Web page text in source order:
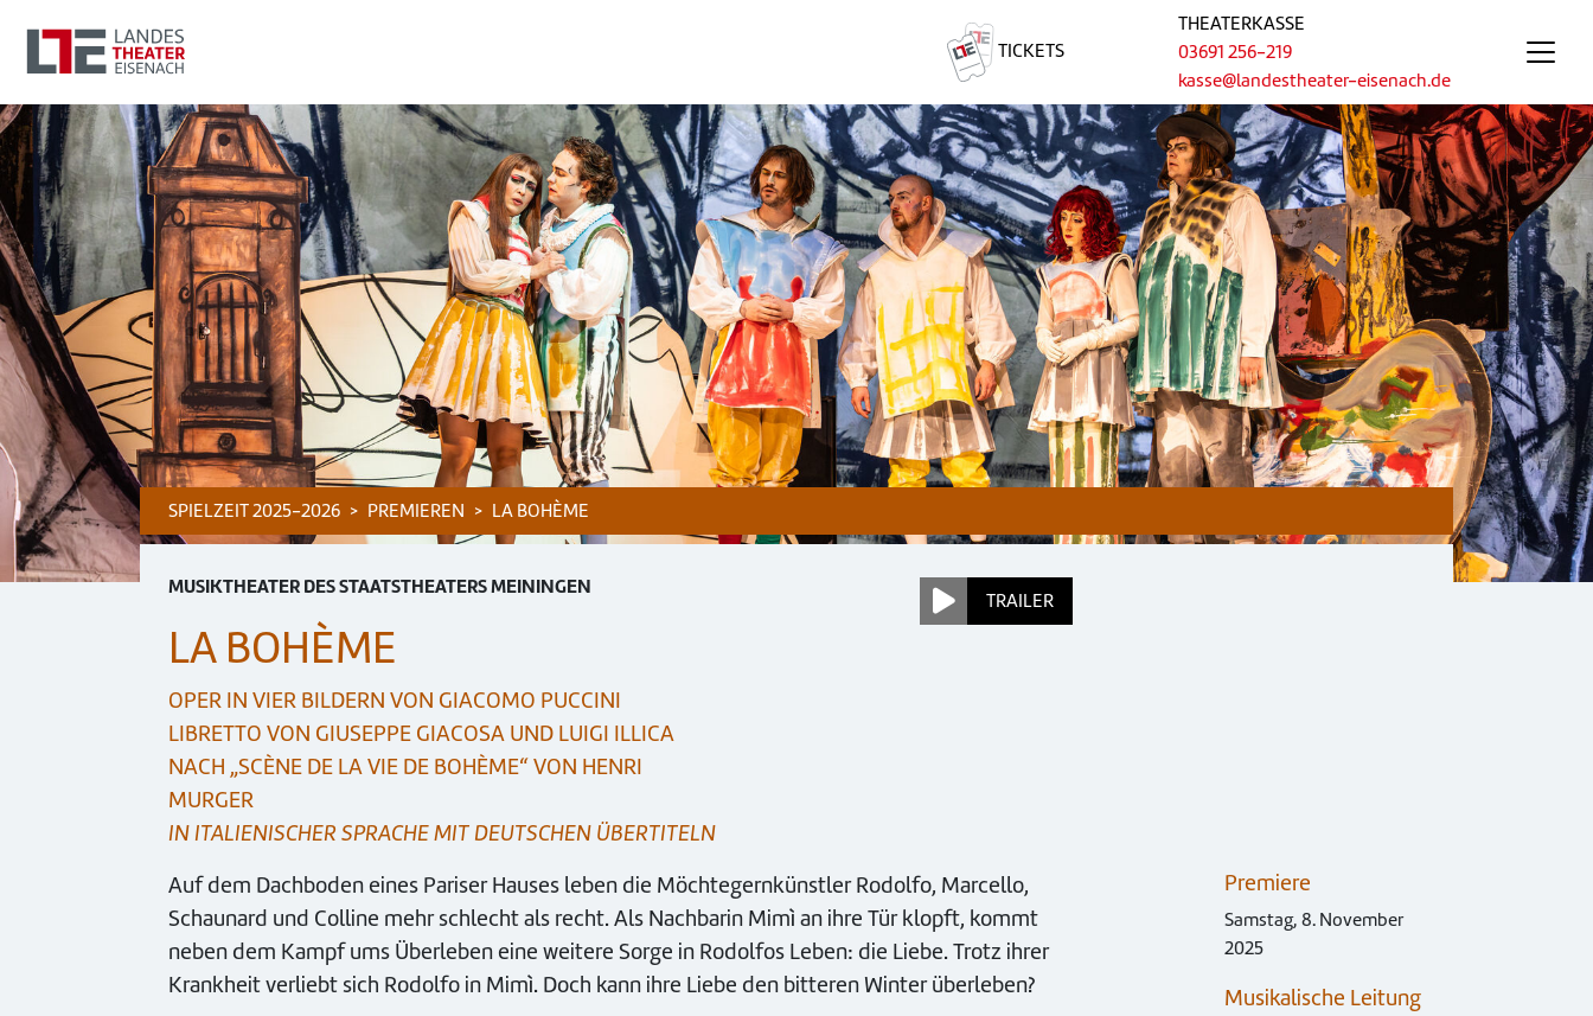
TICKETS
THEATERKASSE
03691 256-219
kasse@landestheater-eisenach.de
SPIELZEIT 2025-2026 PREMIEREN LA BOHÈME
MUSIKTHEATER DES STAATSTHEATERS MEININGEN
LA BOHÈME
OPER IN VIER BILDERN VON GIACOMO PUCCINI
LIBRETTO VON GIUSEPPE GIACOSA UND LUIGI ILLICA
NACH „SCÈNE DE LA VIE DE BOHÈME“ VON HENRI
MURGER
IN ITALIENISCHER SPRACHE MIT DEUTSCHEN ÜBERTITELN
TRAILER
Auf dem Dachboden eines Pariser Hauses leben die Möchtegernkünstler Rodolfo, Marcello,
Schaunard und Colline mehr schlecht als recht. Als Nachbarin Mimì an ihre Tür klopft, kommt
neben dem Kampf ums Überleben eine weitere Sorge in Rodolfos Leben: die Liebe. Trotz ihrer
Krankheit verliebt sich Rodolfo in Mimì. Doch kann ihre Liebe den bitteren Winter überleben?
Premiere
Samstag, 8. November
2025
Musikalische Leitung